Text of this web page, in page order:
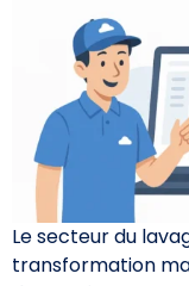
Le secteur du
transformation